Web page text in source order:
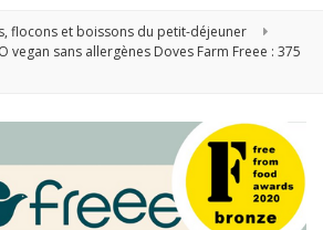
flocons et boissons du petit-déjeuner
vegan sans allergènes Doves Farm Freee : 375